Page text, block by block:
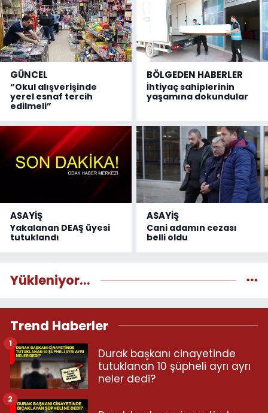
GÜNCEL
“Okul alışverişinde
yerel esnaf tercih
edilmeli”
BÖLGEDEN HABERLER
İhtiyaç sahiplerinin
yaşamına dokundular
ASAYİŞ
Yakalanan DEAŞ üyesi
tutuklandı
ASAYİŞ
Cani adamın cezası
belli oldu
Yükleniyor...
Trend Haberler
Durak başkanı cinayetinde
tutuklanan 10 şüpheli ayrı ayrı
neler dedi?
1
2